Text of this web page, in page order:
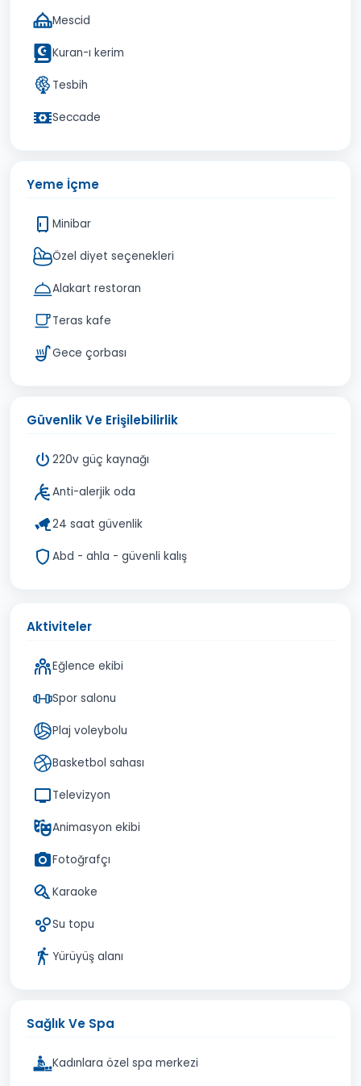
Mescid
Kuran-ı kerim
Tesbih
Seccade
Yeme İçme
Minibar
Özel diyet seçenekleri
Alakart restoran
Teras kafe
Gece çorbası
Güvenlik Ve Erişilebilirlik
220v güç kaynağı
Anti-alerjik oda
24 saat güvenlik
Abd - ahla - güvenli kalış
Aktiviteler
Eğlence ekibi
Spor salonu
Plaj voleybolu
Basketbol sahası
Televizyon
Animasyon ekibi
Fotoğrafçı
Karaoke
Su topu
Yürüyüş alanı
Sağlık Ve Spa
Kadınlara özel spa merkezi